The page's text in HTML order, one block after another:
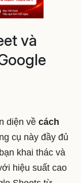
và
diện về cách
cụ này đầy đủ
khai thác và
hiệu suất cao